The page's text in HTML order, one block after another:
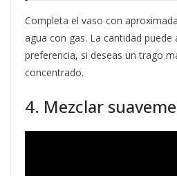
Completa el vaso con
agua con gas. La cantidad puede
preferencia, si deseas un trago
concentrado.
4. Mezclar